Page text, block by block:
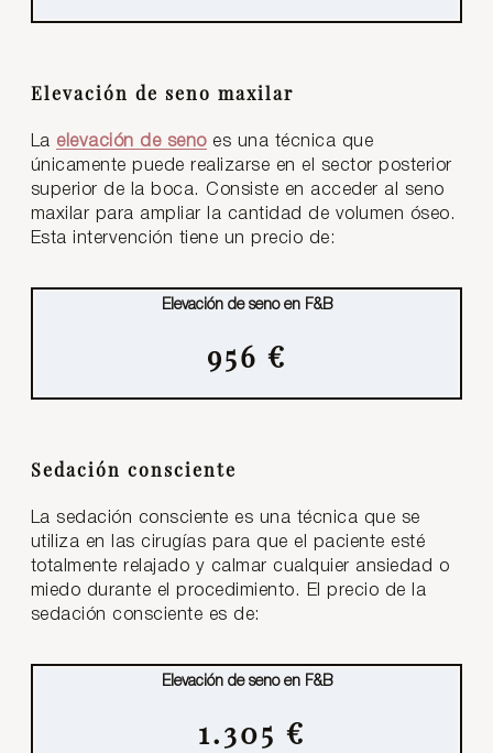
Elevación de seno maxilar
La elevación de senoes una técnica que
únicamente puede realizarse en el sector posterior
superior de la boca. Consiste en acceder al seno
maxilar para ampliar la cantidad de volumen óseo.
Esta intervención tiene un precio de:
Elevación de seno en F&B
956 €
Sedación consciente
La sedación consciente es una técnica que se
utiliza en las cirugías para que el paciente esté
totalmente relajado y calmar cualquier ansiedad o
miedo durante el procedimiento. El precio de la
sedación consciente es de:
Elevación de seno en F&B
1.305 €